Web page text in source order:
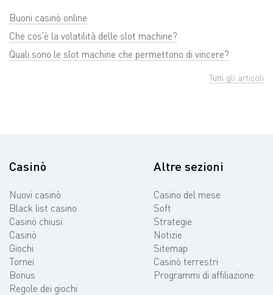
Buoni casinò online
Che cos'è la volatilità delle slot machine?
Quali sono le slot machine che permettono di vincere?
Tutti gli articoli
Casinò
Nuovi casinò
Black list casino
Casinò chiusi
Casinò
Giochi
Tornei
Bonus
Regole dei giochi
Altre sezioni
Casino del mese
Soft
Strategie
Notizie
Sitemap
Casinò terrestri
Programmi di affiliazione